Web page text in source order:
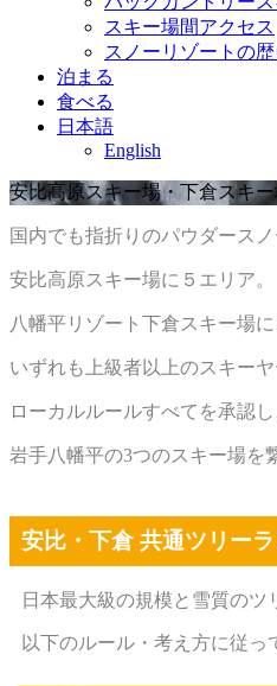
スキー場間アクセス
スノーリゾートの歴
泊まる
食べる
日本語
English
安比高原スキー場・下倉スキ
国内でも指折りのパウダース
安比高原スキー場に５エリア。
八幡平リゾート下倉スキー場に
いずれも上級者以上のスキー
ローカルルールすべてを承認
岩手八幡平の3つのスキー場を
安比・下倉 共通ツリー
日本最大級の規模と雪質のツ
以下のルール・考え方に従っ